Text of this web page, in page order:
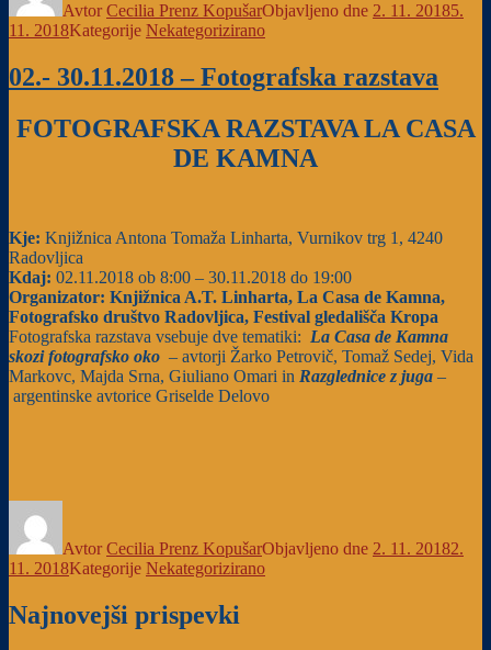
AvtorCecilia Prenz KopušarObjavljeno dne 2. 11. 20185.
11. 2018Kategorije Nekategorizirano
02.- 30.11.2018 – Fotografska razstava
FOTOGRAFSKA RAZSTAVALA CASA
DE KAMNA
Kje: Knjižnica Antona Tomaža Linharta, Vurnikov trg 1, 4240
Radovljica
Kdaj: 02.11.2018 ob 8:00 – 30.11.2018 do 19:00
Organizator: Knjižnica A.T. Linharta, La Casa de Kamna,
Fotografsko društvo Radovljica, Festival gledališča Kropa
Fotografska razstava vsebuje dve tematiki: La Casa de Kamna
skozi fotografsko oko – avtorji Žarko Petrovič, Tomaž Sedej, Vida
Markovc, Majda Srna, Giuliano Omari in Razglednice z juga –
argentinske avtorice Griselde Delovo
AvtorCecilia Prenz KopušarObjavljeno dne 2. 11. 20182.
11. 2018Kategorije Nekategorizirano
Najnovejši prispevki